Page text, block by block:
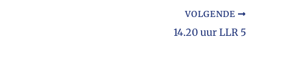
VOLGENDE
14.20 uur LLR 5